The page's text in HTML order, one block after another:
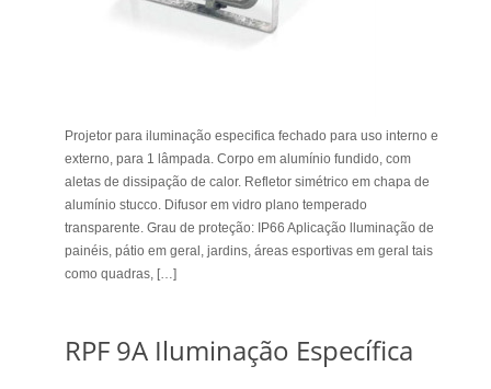
Projetor para iluminação especifica fechado para uso interno e
externo, para 1 lâmpada. Corpo em alumínio fundido, com
aletas de dissipação de calor. Refletor simétrico em chapa de
alumínio stucco. Difusor em vidro plano temperado
transparente. Grau de proteção: IP66 Aplicação lluminação de
painéis, pátio em geral, jardins, áreas esportivas em geral tais
como quadras, […]
RPF 9A Iluminação Específica